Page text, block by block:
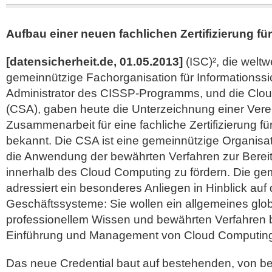
Aufbau einer neuen fachlichen Zertifizierung
[datensicherheit.de, 01.05.2013] (ISC)², die
gemeinnützige Fachorganisation für
Administrator des CISSP-Programms, und die
(CSA), gaben heute die Unterzeichnung einer
Zusammenarbeit für eine fachliche Zertifizierung
bekannt. Die CSA ist eine gemeinnützige
die Anwendung der bewährten Verfahren zur
innerhalb des Cloud Computing zu fördern. Die
adressiert ein besonderes Anliegen in Hinblick auf
Geschäftssysteme: Sie wollen ein allgemeines
professionellem Wissen und bewährten Verfahren
Einführung und Management von Cloud
Das neue Credential baut auf bestehenden, von